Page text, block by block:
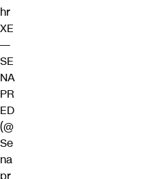
hr
XE
—
SE
NA
PR
ED
(@
Se
na
pr